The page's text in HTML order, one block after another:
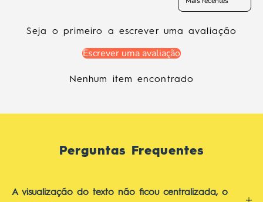
Seja o primeiro a escrever uma avaliação
Escrever uma avaliação
Nenhum item encontrado
Perguntas Frequentes
A visualização do texto não ficou centralizada, o